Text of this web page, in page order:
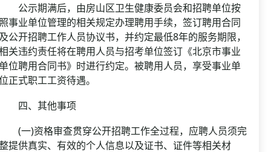
示期满后，由房山区卫生健康委员会和招聘单位按
事业单位管理的相关规定办理聘用手续，签订聘用合同
公开招聘工作人员协议书，并约定最低8年的服务期限，
关违约责任将在聘用人员与招考单位签订《北京市事业
位聘用合同书》时进行约定。被聘用人员，享受事业单
正式职工工资待遇。
、其他事项
一)资格审查贯穿公开招聘工作全过程，应聘人员须完
提供真实、有效的个人信息以及证书、证件等相关材